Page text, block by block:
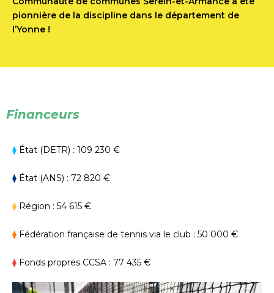
pionnière de la discipline dans le département de
l’Yonne !
Financeurs
⧫ État (DETR) : 109 230 €
⧫ État (ANS) : 72 820 €
⧫ Région : 54 615 €
⧫ Fédération française de tennis via le club : 50 000 €
⧫ Fonds propres CCSA : 77 435 €